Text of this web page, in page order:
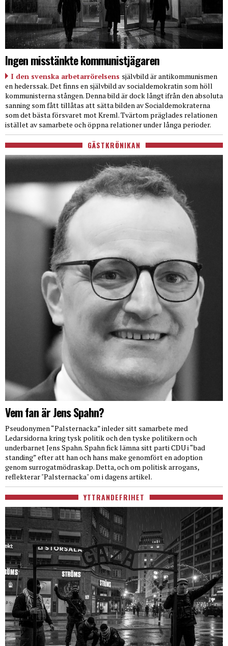
Ingen misstänkte kommunistjägaren
I den svenska arbetarrörelsens självbild är antikommunismen
en hederssak. Det finns en självbild av socialdemokratin som höll
kommunisterna stången. Denna bild är dock långt ifrån den absoluta
sanning som fått tillåtas att sätta bilden av Socialdemokraterna
som det bästa försvaret mot Kreml. Tvärtom präglades relationen
istället av samarbete och öppna relationer under långa perioder.
GÄSTKRÖNIKAN
Vem fan är Jens Spahn?
Pseudonymen “Palsternacka” inleder sitt samarbete med
Ledarsidorna kring tysk politik och den tyske politikern och
underbarnet Jens Spahn. Spahn fick lämna sitt parti CDU i “bad
standing” efter att han och hans make genomfört en adoption
genom surrogatmödraskap. Detta, och om politisk arrogans,
reflekterar "Palsternacka" om i dagens artikel.
YTTRANDEFRIHET